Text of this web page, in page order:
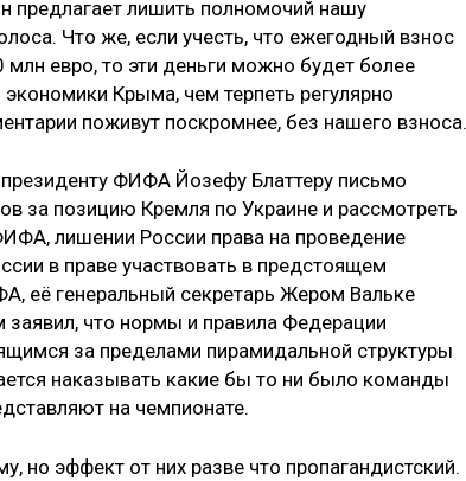
предлагает лишить полномочий нашу
Что же, если учесть, что ежегодный взнос
евро, то эти деньги можно будет более
Крыма, чем терпеть регулярно
поживут поскромнее, без нашего взноса.
ФИФА Йозефу Блаттеру письмо
за позицию Кремля по Украине и рассмотреть
лишении России права на проведение
в праве участвовать в предстоящем
её генеральный секретарь Жером Вальке
заявил, что нормы и правила Федерации
за пределами пирамидальной структуры
наказывать какие бы то ни было команды
на чемпионате.
эффект от них разве что пропагандистский.